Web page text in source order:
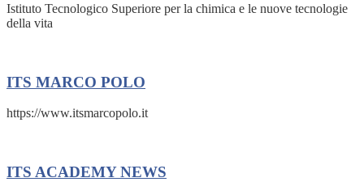
Istituto Tecnologico Superiore per la chimica e le nuove tecnologie
della vita
ITS MARCO POLO
https://www.itsmarcopolo.it
ITS ACADEMYNEWS